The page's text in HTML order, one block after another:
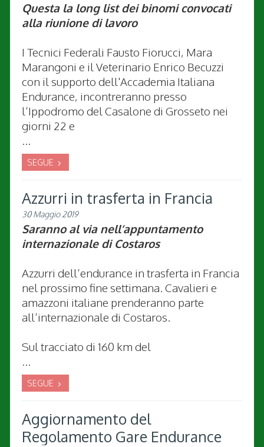
Questa la long list dei binomi convocati
alla riunione di lavoro
I Tecnici Federali Fausto Fiorucci, Mara
Marangoni e il Veterinario Enrico Becuzzi
con il supporto dell'Accademia Italiana
Endurance, incontreranno presso
l’Ippodromo del Casalone di Grosseto nei
giorni 22 e
...
SEGUE
Azzurri in trasferta in Francia
30 Maggio 2019
Saranno al via nell’appuntamento
internazionale di Costaros
Azzurri dell’endurance in trasferta in Francia
nel prossimo fine settimana. Cavalieri e
amazzoni italiane prenderanno parte
all’internazionale di Costaros.
Sul tracciato di 160 km del
...
SEGUE
Aggiornamento del
Regolamento Gare Endurance